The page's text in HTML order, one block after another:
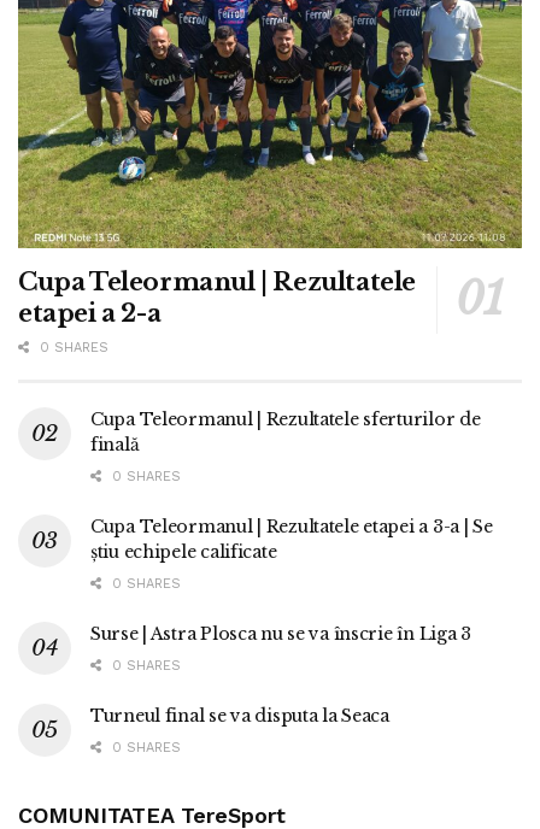
Cupa Teleormanul | Rezultatele
etapei a 2-a
0 SHARES
Cupa Teleormanul | Rezultatele sferturilor de
finală
0 SHARES
Cupa Teleormanul | Rezultatele etapei a 3-a | Se
știu echipele calificate
0 SHARES
Surse | Astra Plosca nu se va înscrie în Liga 3
0 SHARES
Turneul final se va disputa la Seaca
0 SHARES
COMUNITATEA TereSport